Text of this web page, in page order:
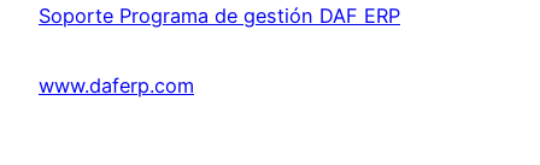
Soporte Programa de gestión DAF ERP
www.daferp.com